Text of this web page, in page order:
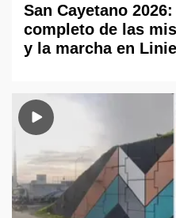
San Cayetano
completo de las
y la marcha en